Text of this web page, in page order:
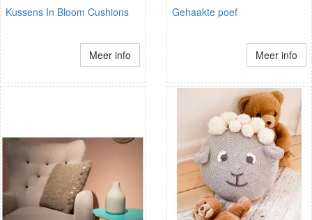
Kussens In Bloom Cushions
Meer info
Gehaakte poef
Meer info